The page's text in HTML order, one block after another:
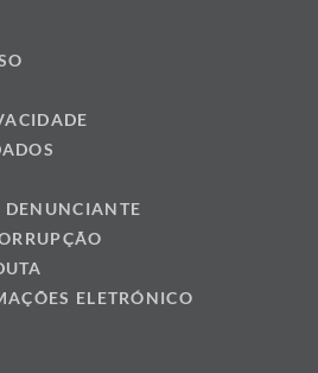
DENUNCIANTE
ELETRÓNICO